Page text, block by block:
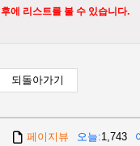
에 리스트를 볼 수 있습니다.
페이지뷰 오늘 1,743